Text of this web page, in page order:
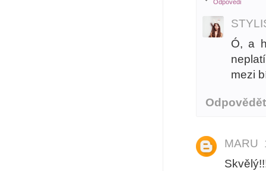
Odpovědi
Ó, a
mezi
Odpovědět
MARU